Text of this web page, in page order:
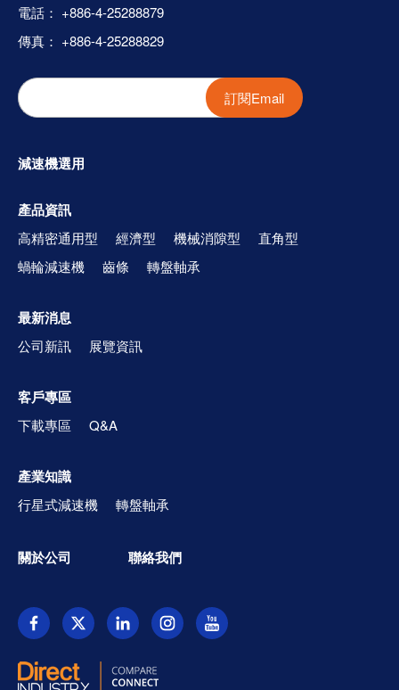
電話： +886-4-25288879
傳真： +886-4-25288829
訂閱Email
減速機選用
產品資訊
高精密通用型 經濟型 機械消隙型
直角型
蝸輪減速機
齒條 轉盤軸承
最新消息
公司新訊 展覽資訊
客戶專區
下載專區 Q&A
產業知識
行星式減速機 轉盤軸承
關於公司 聯絡我們